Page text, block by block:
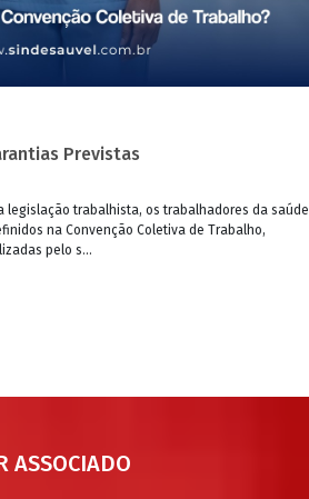
Previstas
legislação trabalhista, os trabalhadores da saúde
na Convenção Coletiva de Trabalho,
pelo s...
ASSOCIADO